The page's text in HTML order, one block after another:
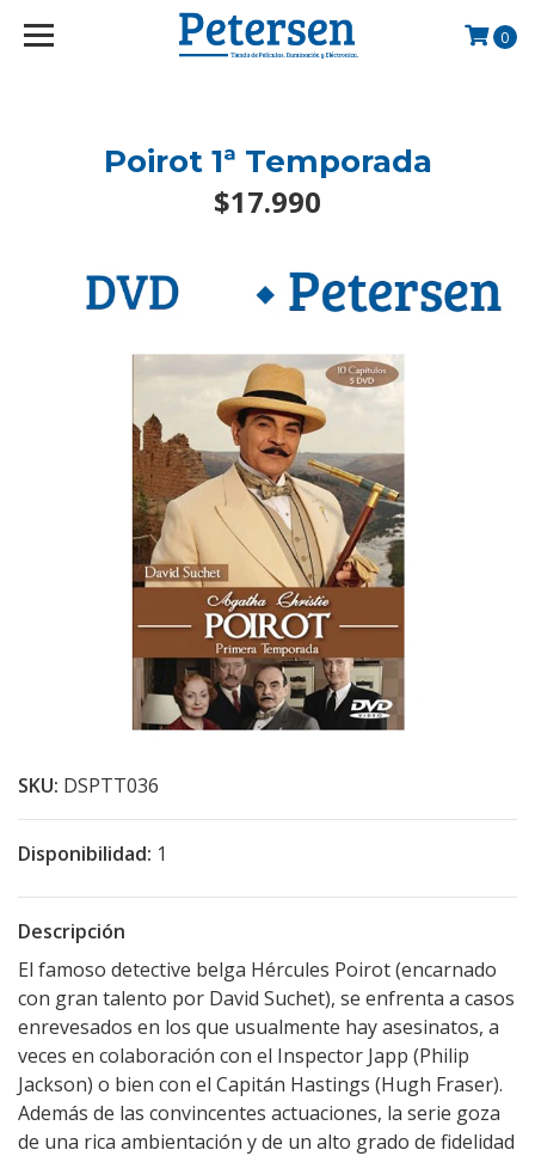
googlef2d1455d5020445a.html
0
Poirot 1ª Temporada
$17.990
SKU: DSPTT036
Disponibilidad: 1
Descripción
El famoso detective belga Hércules Poirot (encarnado
con gran talento por David Suchet), se enfrenta a casos
enrevesados en los que usualmente hay asesinatos, a
veces en colaboración con el Inspector Japp (Philip
Jackson) o bien con el Capitán Hastings (Hugh Fraser).
Además de las convincentes actuaciones, la serie goza
de una rica ambientación y de un alto grado de fidelidad